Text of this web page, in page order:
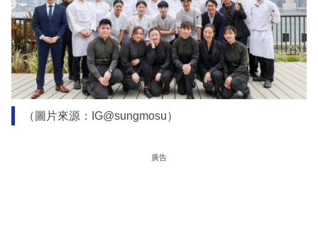
（圖片來源：IG@sungmosu）
廣告